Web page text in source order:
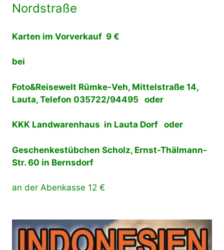
Nordstraße
Karten im Vorverkauf 9 €
bei
Foto&Reisewelt Rümke-Veh, Mittelstraße 14,
Lauta, Telefon 035722/94495 oder
KKK Landwarenhaus in Lauta Dorf oder
Geschenkestübchen Scholz, Ernst-Thälmann-
Str. 60 in Bernsdorf
an der Abenkasse 12 €